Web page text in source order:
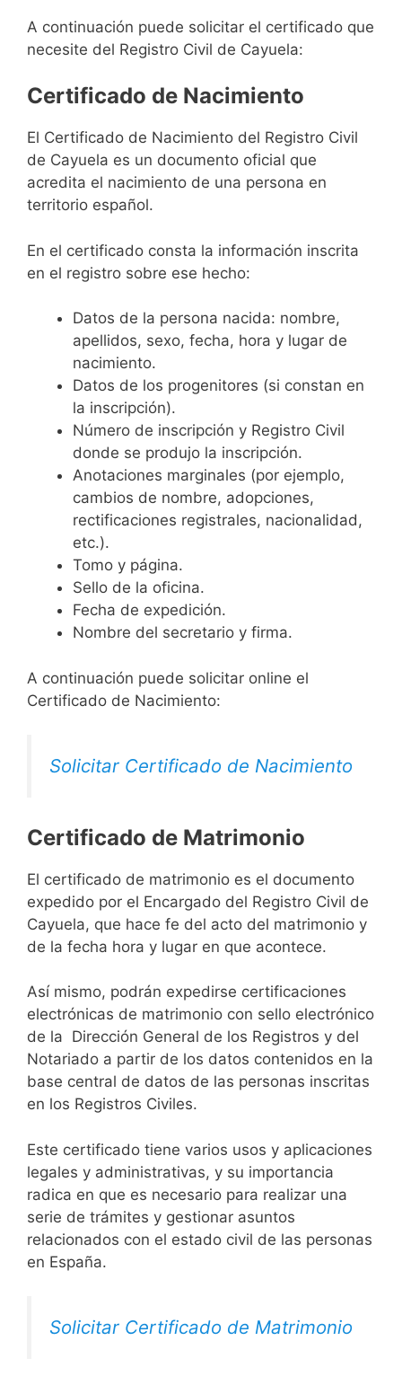
A continuación puede solicitar el certificado que
necesite del Registro Civil de Cayuela:
Certificado de Nacimiento
El Certificado de Nacimiento del Registro Civil
de Cayuela es un documento oficial que
acredita el nacimiento de una persona en
territorio español.
En el certificado consta la información inscrita
en el registro sobre ese hecho:
Datos de la persona nacida: nombre,
apellidos, sexo, fecha, hora y lugar de
nacimiento.
Datos de los progenitores (si constan en
la inscripción).
Número de inscripción y Registro Civil
donde se produjo la inscripción.
Anotaciones marginales (por ejemplo,
cambios de nombre, adopciones,
rectificaciones registrales, nacionalidad,
etc.).
Tomo y página.
Sello de la oficina.
Fecha de expedición.
Nombre del secretario y firma.
A continuación puede solicitar online el
Certificado de Nacimiento:
Solicitar Certificado de Nacimiento
Certificado de Matrimonio
El certificado de matrimonio es el documento
expedido por el Encargado del Registro Civil de
Cayuela, que hace fe del acto del matrimonio y
de la fecha hora y lugar en que acontece.
Así mismo, podrán expedirse certificaciones
electrónicas de matrimonio con sello electrónico
de la Dirección General de los Registros y del
Notariado a partir de los datos contenidos en la
base central de datos de las personas inscritas
en los Registros Civiles.
Este certificado tiene varios usos y aplicaciones
legales y administrativas, y su importancia
radica en que es necesario para realizar una
serie de trámites y gestionar asuntos
relacionados con el estado civil de las personas
en España.
Solicitar Certificado de Matrimonio